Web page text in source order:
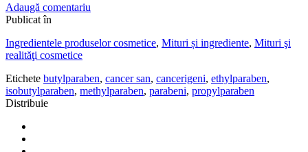
Adaugă comentariu
Publicat în
Ingredientele produselor cosmetice, Mituri și ingrediente, Mituri şi
realităţi cosmetice
Etichete butylparaben, cancer san, cancerigeni, ethylparaben,
isobutylparaben, methylparaben, parabeni, propylparaben
Distribuie